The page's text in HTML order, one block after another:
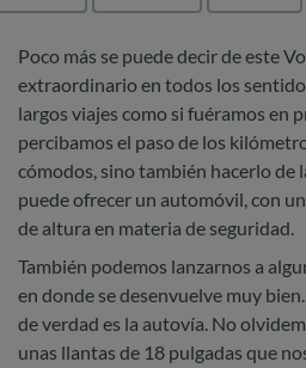
Poco más se puede decir de este
extraordinario en todos los
largos viajes como si fuéramos en
percibamos el paso de los
cómodos, sino también hacerlo de
puede ofrecer un automóvil, con
de altura en materia de seguridad.
También podemos lanzarnos a
en donde se desenvuelve muy
de verdad es la autovía. No
unas llantas de 18 pulgadas que